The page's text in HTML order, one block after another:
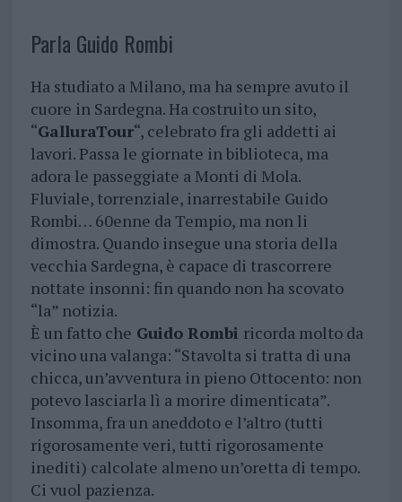
Parla Guido Rombi
Ha studiato a Milano, ma ha sempre avuto il
cuore in Sardegna. Ha costruito un sito,
“GalluraTour“, celebrato fra gli addetti ai
lavori. Passa le giornate in biblioteca, ma
adora le passeggiate a Monti di Mola.
Fluviale, torrenziale, inarrestabile Guido
Rombi… 60enne da Tempio, ma non li
dimostra. Quando insegue una storia della
vecchia Sardegna, è capace di trascorrere
nottate insonni: fin quando non ha scovato
“la” notizia.
È un fatto che Guido Rombi ricorda molto da
vicino una valanga: “Stavolta si tratta di una
chicca, un’avventura in pieno Ottocento: non
potevo lasciarla lì a morire dimenticata”.
Insomma, fra un aneddoto e l’altro (tutti
rigorosamente veri, tutti rigorosamente
inediti) calcolate almeno un’oretta di tempo.
Ci vuol pazienza.